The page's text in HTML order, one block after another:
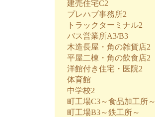
建売住宅C2
プレハブ事務所2
トラックターミナル2
バス営業所A3/B3
木造長屋・角の雑貨店2
平屋二棟・角の飲食店2
洋館付き住宅・医院2
体育館
中学校2
町工場C3～食品加工所～
町工場B3～鉄工所～